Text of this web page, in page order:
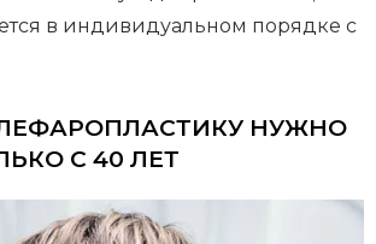
в индивидуальном порядке с
НУЖНО
С 40 ЛЕТ